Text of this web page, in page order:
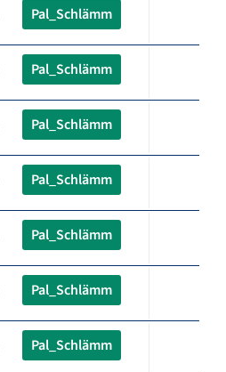
Pal_Schlämm
Pal_Schlämm
Pal_Schlämm
Pal_Schlämm
Pal_Schlämm
Pal_Schlämm
Pal_Schlämm